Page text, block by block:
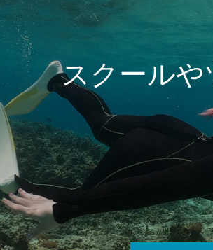
ス ク ールや